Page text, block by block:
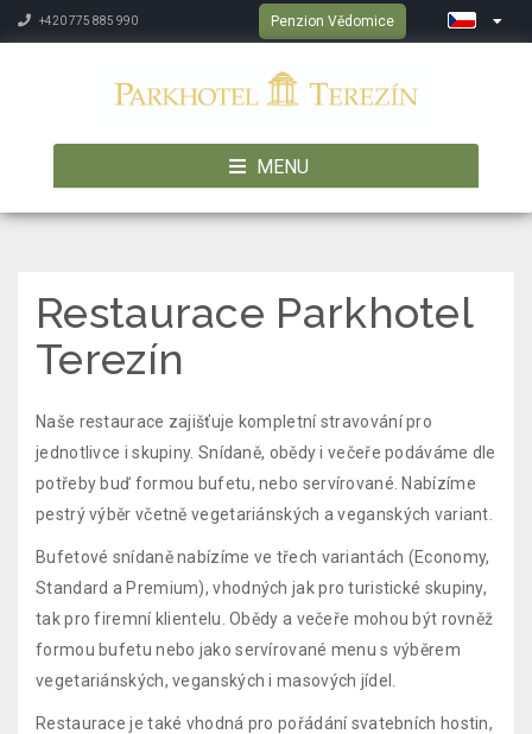
+420 775 885 990 Penzion Vědomice
MENU
Restaurace Parkhotel
Terezín
Naše restaurace zajišťuje kompletní stravování pro
jednotlivce i skupiny. Snídaně, obědy i večeře podáváme dle
potřeby buď formou bufetu, nebo servírované. Nabízíme
pestrý výběr včetně vegetariánských a veganských variant.
Bufetové snídaně nabízíme ve třech variantách (Economy,
Standard a Premium), vhodných jak pro turistické skupiny,
tak pro firemní klientelu. Obědy a večeře mohou být rovněž
formou bufetu nebo jako servírované menu s výběrem
vegetariánských, veganských i masových jídel.
Restaurace je také vhodná pro pořádání svatebních hostin,